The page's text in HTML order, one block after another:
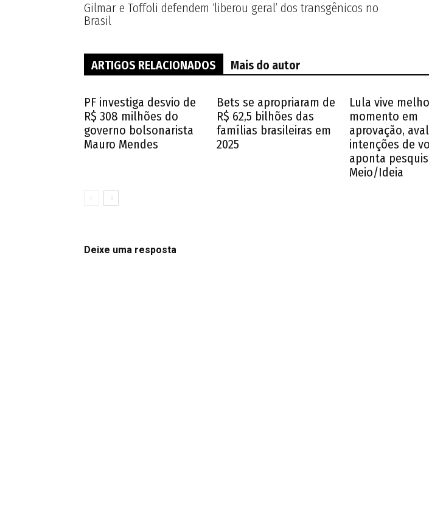
Gilmar e Toffoli defendem ‘liberou geral’ dos transgênicos no
Brasil
ARTIGOS RELACIONADOS Mais do autor
PF investiga desvio de
R$ 308 milhões do
governo bolsonarista
Mauro Mendes
Bets se apropriaram de
R$ 62,5 bilhões das
famílias brasileiras em
2025
Lula vive
momento em
aprovação,
intenções de
aponta
Meio/Ideia
Deixe uma resposta